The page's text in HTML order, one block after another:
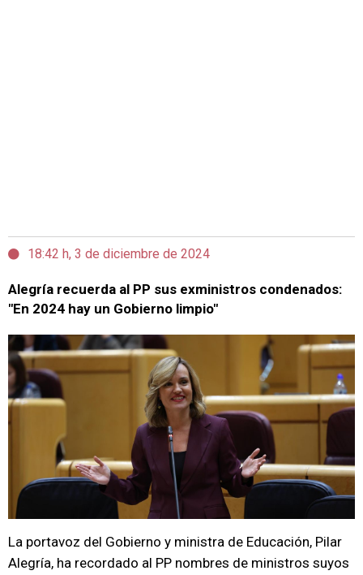
18:42 h, 3 de diciembre de 2024
Alegría recuerda al PP sus exministros condenados:
"En 2024 hay un Gobierno limpio"
La portavoz del Gobierno y ministra de Educación, Pilar
Alegría, ha recordado al PP nombres de ministros suyos